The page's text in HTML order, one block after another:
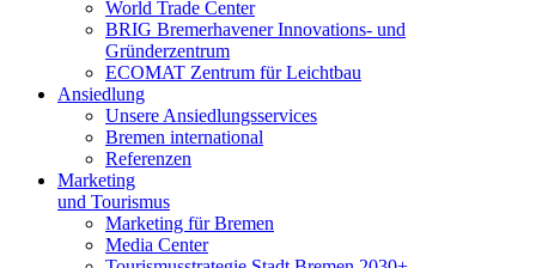
World Trade Center
BRIG Bremerhavener Innovations- und
Gründerzentrum
ECOMAT Zentrum für Leichtbau
Ansiedlung
Unsere Ansiedlungsservices
Bremen international
Referenzen
Marketing
und Tourismus
Marketing für Bremen
Media Center